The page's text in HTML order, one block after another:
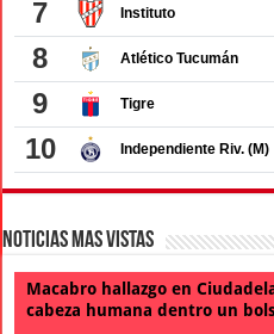
Noticias Mas Vistas
Macabro hallazgo en
cabeza humana dentro un